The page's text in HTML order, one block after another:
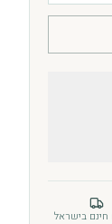
בישראל